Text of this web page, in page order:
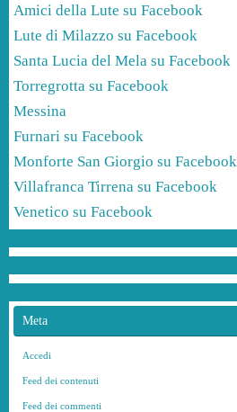
Amici della Lute su Facebook
Lute di Milazzo su Facebook
Santa Lucia del Mela su Facebook
Torregrotta su Facebook
Messina
Furnari su Facebook
Monforte San Giorgio su Facebook
Villafranca Tirrena su Facebook
Venetico su Facebook
Meta
Accedi
Feed dei contenuti
Feed dei commenti